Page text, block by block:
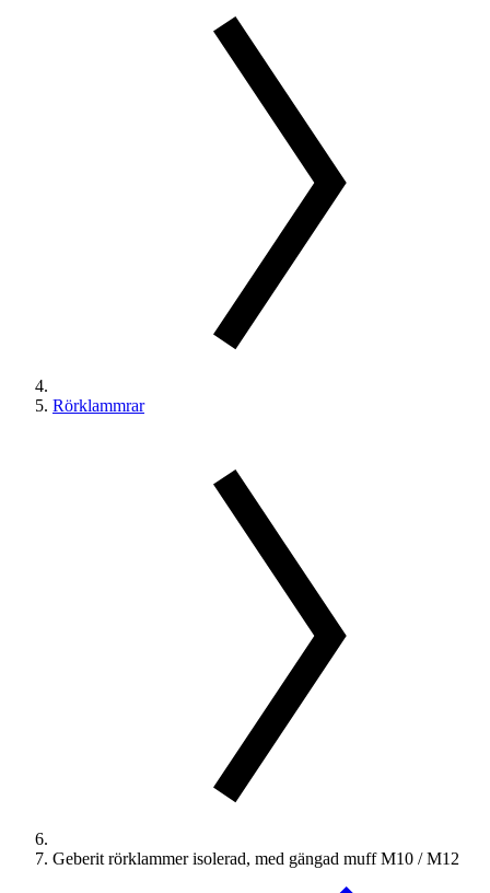
Rörklammrar
Geberit rörklammer isolerad, med gängad muff M10 / M12